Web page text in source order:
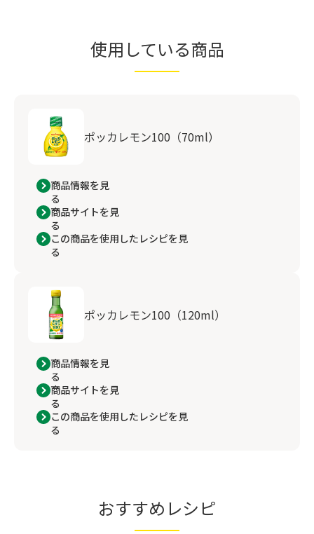
使用している商品
ポッカレモン100（70ml）
商品情報を見
る
商品サイトを見
る
この商品を使用したレシピを見
る
ポッカレモン100（120ml）
商品情報を見
る
商品サイトを見
る
この商品を使用したレシピを見
る
おすすめレシピ